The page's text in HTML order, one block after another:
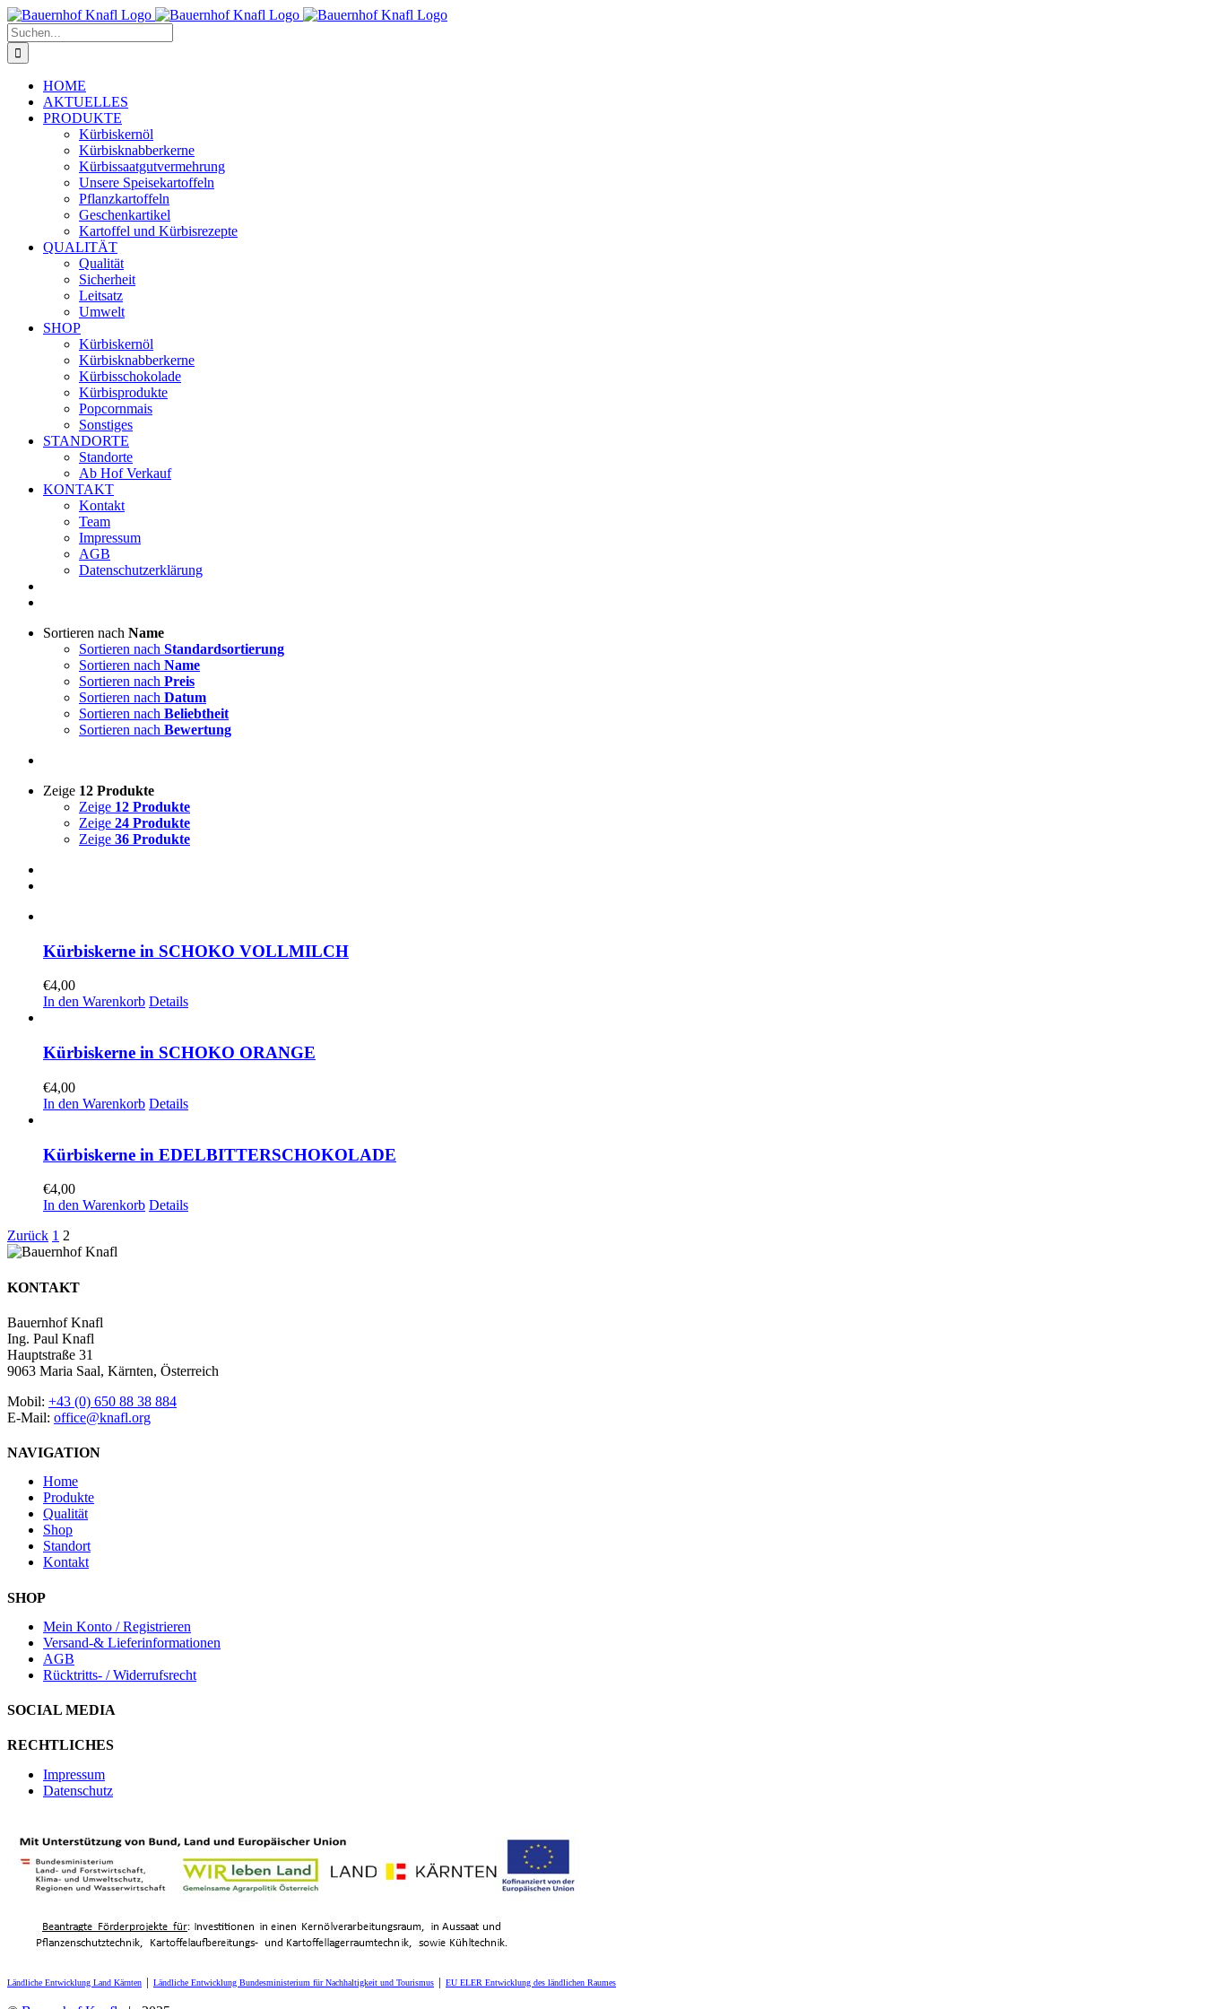
Zum
Inhalt
springen
Suche
nach:
HOME
AKTUELLES
PRODUKTE
Kürbiskernöl
Kürbisknabberkerne
Kürbissaatgutvermehrung
Unsere Speisekartoffeln
Pflanzkartoffeln
Geschenkartikel
Kartoffel und Kürbisrezepte
QUALITÄT
Qualität
Sicherheit
Leitsatz
Umwelt
SHOP
Kürbiskernöl
Kürbisknabberkerne
Kürbisschokolade
Kürbisprodukte
Popcornmais
Sonstiges
STANDORTE
Standorte
Ab Hof Verkauf
KONTAKT
Kontakt
Team
Impressum
AGB
Datenschutzerklärung
Sortieren nach Name
Sortieren nach Standardsortierung
Sortieren nach Name
Sortieren nach Preis
Sortieren nach Datum
Sortieren nach Beliebtheit
Sortieren nach Bewertung
Zeige 12 Produkte
Zeige 12 Produkte
Zeige 24 Produkte
Zeige 36 Produkte
Kürbiskerne in SCHOKO VOLLMILCH
€4,00
In den Warenkorb Details
Kürbiskerne in SCHOKO ORANGE
€4,00
In den Warenkorb Details
Kürbiskerne in EDELBITTERSCHOKOLADE
€4,00
In den Warenkorb Details
Zurück 1 2
KONTAKT
Bauernhof Knafl
Ing. Paul Knafl
Hauptstraße 31
9063 Maria Saal, Kärnten, Österreich
Mobil: +43 (0) 650 88 38 884
E-Mail: office@knafl.org
NAVIGATION
Home
Produkte
Qualität
Shop
Standort
Kontakt
SHOP
Mein Konto / Registrieren
Versand-& Lieferinformationen
AGB
Rücktritts- / Widerrufsrecht
SOCIAL MEDIA
RECHTLICHES
Impressum
Datenschutz
Ländliche Entwicklung Land Kärnten Ländliche Entwicklung Bundesministerium für Nachhaltigkeit und Tourismus EU ELER Entwicklung des ländlichen Raumes